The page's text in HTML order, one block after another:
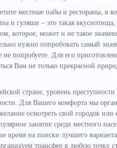
местные пабы и рестораны, в
гуляши – это такая вкуснотища,
которое, может и не такое
нужно попробовать самый
попробуете. Для его
Вам не только прекрасной
стране, уровень преступности
Для Вашего комфорта мы
осмотреть свой городок или
занятие среди местного
время на поиски лучшего
трансфер в любую точку